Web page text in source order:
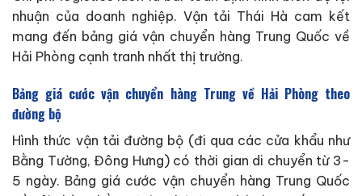
nhuận của doanh nghiệp. Vận tải Thái Hà cam kết
mang đến bảng giá vận chuyển hàng Trung Quốc về
Hải Phòng cạnh tranh nhất thị trường.
Bảng giá cước vận chuyển hàng Trung về Hải Phòng theo
đường bộ
Hình thức vận tải đường bộ (đi qua các cửa khẩu như
Bằng Tường, Đông Hưng) có thời gian di chuyển từ 3-
5 ngày. Bảng giá cước vận chuyển hàng Trung Quốc